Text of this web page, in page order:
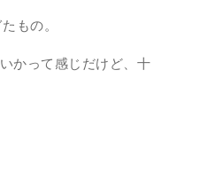
もの。
かって感じだけど、十